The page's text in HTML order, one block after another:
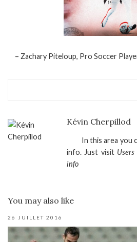
Zachary Piteloup, Pro Soccer
Kévin Cherpillod
In this area you
info. Just visit
info
You may also like
26 JUILLET 2016